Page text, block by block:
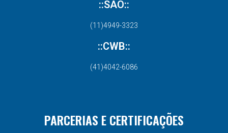
::SAO::
(11)4949-3323
::CWB::
(41)4042-6086
PARCERIAS E CERTIFICAÇÕES